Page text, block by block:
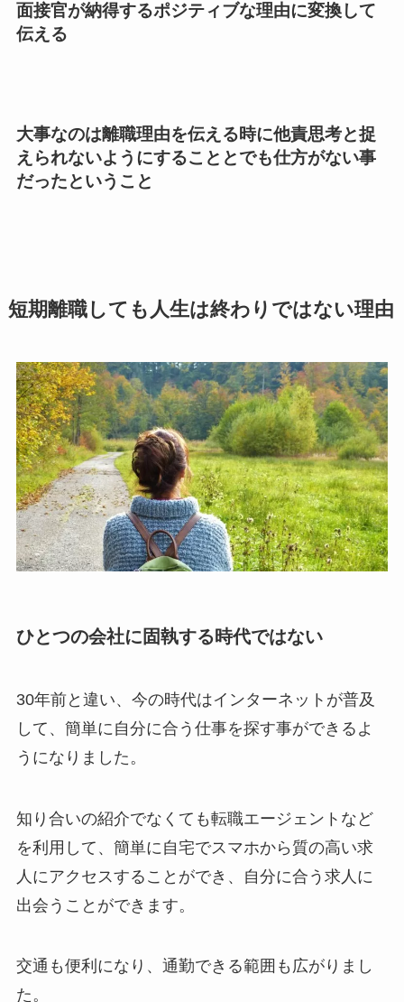
面接官が納得するポジティブな理由に変換して
伝える
大事なのは離職理由を伝える時に他責思考と捉
えられないようにすることとでも仕方がない事
だったということ
短期離職しても人生は終わりではない理由
ひとつの会社に固執する時代ではない
30年前と違い、今の時代はインターネットが普及
して、簡単に自分に合う仕事を探す事ができるよ
うになりました。
知り合いの紹介でなくても転職エージェントなど
を利用して、簡単に自宅でスマホから質の高い求
人にアクセスすることができ、自分に合う求人に
出会うことができます。
交通も便利になり、通勤できる範囲も広がりまし
た。